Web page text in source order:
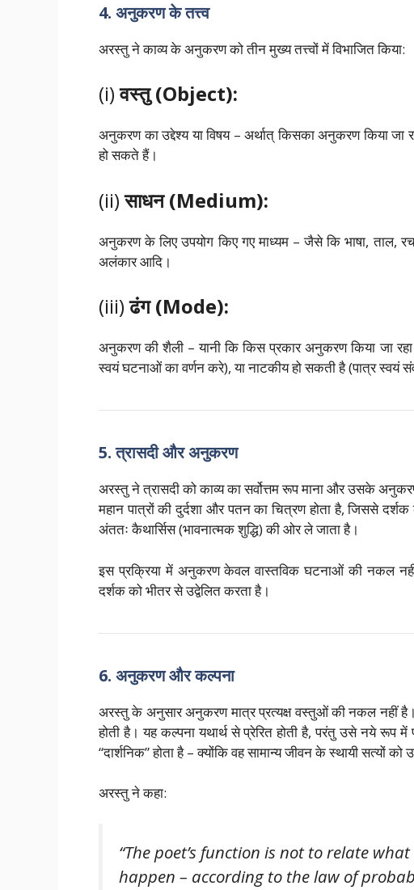
4. अनुकरण के तत्त्व
अरस्तु ने काव्य के अनुकरण को तीन मुख्य तत्त्वों में विभाजित किया:
(i)वस्तु (Object):
अनुकरण का उद्देश्य या विषय – अर्थात् किसका अनुकरण किया जा
हो सकते हैं।
(ii)साधन (Medium):
अनुकरण के लिए उपयोग किए गए माध्यम – जैसे कि भाषा,
अलंकार आदि।
(iii)ढंग (Mode):
अनुकरण की शैली – यानी कि किस प्रकार अनुकरण किया जा
स्वयं घटनाओं का वर्णन करे), या नाटकीय हो सकती है (पात्र स्वयं
5. त्रासदी और अनुकरण
अरस्तु ने त्रासदी को काव्य का सर्वोत्तम रूप माना और उसके
महान पात्रों की दुर्दशा और पतन का चित्रण होता है, जिससे
अंततः कैथार्सिस (भावनात्मक शुद्धि) की ओर ले जाता है।
इस प्रक्रिया में अनुकरण केवल वास्तविक घटनाओं की नकल
दर्शक को भीतर से उद्वेलित करता है।
6. अनुकरण और कल्पना
अरस्तु के अनुसार अनुकरण मात्र प्रत्यक्ष वस्तुओं की नकल नहीं
होती है। यह कल्पना यथार्थ से प्रेरित होती है, परंतु उसे नये रूप
“दार्शनिक” होता है – क्योंकि वह सामान्य जीवन के स्थायी सत्यों को
अरस्तु ने कहा:
“The poet’s function is not to relate
happen – according to the law of